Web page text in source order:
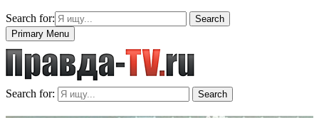
Search for:
Search
Primary Menu
Search for: Search